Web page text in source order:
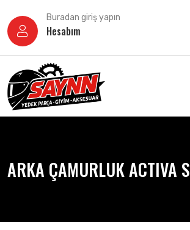
atla
Buradan giriş yapın
Hesabım
ARKA ÇAMURLUK ACTIVA S